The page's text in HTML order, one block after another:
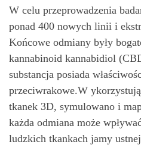
W celu przeprowadzenia
ponad 400 nowych linii i
Końcowe odmiany były
kannabinoid kannabidiol
substancja posiada
przeciwrakowe.W
tkanek 3D, symulowano i
każda odmiana może
ludzkich tkankach jamy